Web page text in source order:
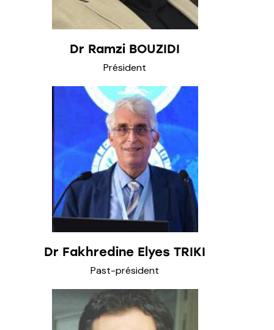
Dr Ramzi BOUZIDI
Président
Dr Fakhredine Elyes TRIKI
Past-président